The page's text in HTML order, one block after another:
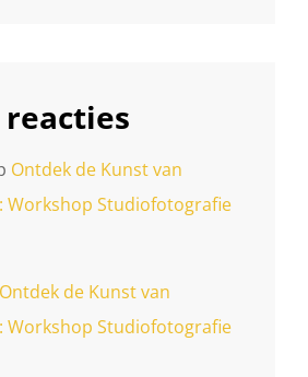
Ontdek de Kunst van
Workshop Studiofotografie
Ontdek de Kunst van
Workshop Studiofotografie